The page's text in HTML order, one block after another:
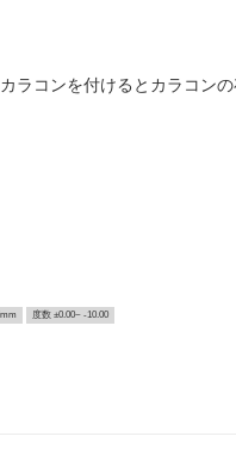
ラコンを付けるとカラコン
度数 ±0.00~ -10.00